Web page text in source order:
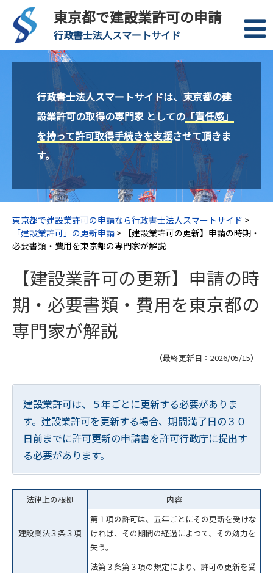
東京都で建設業許可の申請
行政書士法人スマートサイド
行政書士法人スマートサイドは、東京都の建
設業許可の取得の専門家 としての「責任感」
を持って許可取得手続きを支援させて頂きま
す。
東京都で建設業許可の申請なら行政書士法人スマートサイド >
「建設業許可」の更新申請 > 【建設業許可の更新】申請の時期・
必要書類・費用を東京都の専門家が解説
【建設業許可の更新】申請の時
期・必要書類・費用を東京都の
専門家が解説
（最終更新日： 2026/05/15）
建設業許可は、５年ごとに更新する必要がありま
す。建設業許可を更新する場合、期間満了日の３０
日前までに許可更新の申請書を許可行政庁に提出す
る必要があります。
法律上の根拠 内容
建設業法３条３項
第１項の許可は、五年ごとにその更新を受けな
ければ、その期間の経過によつて、その効力を
失う。
法第３条第３項の規定により、許可の更新を受